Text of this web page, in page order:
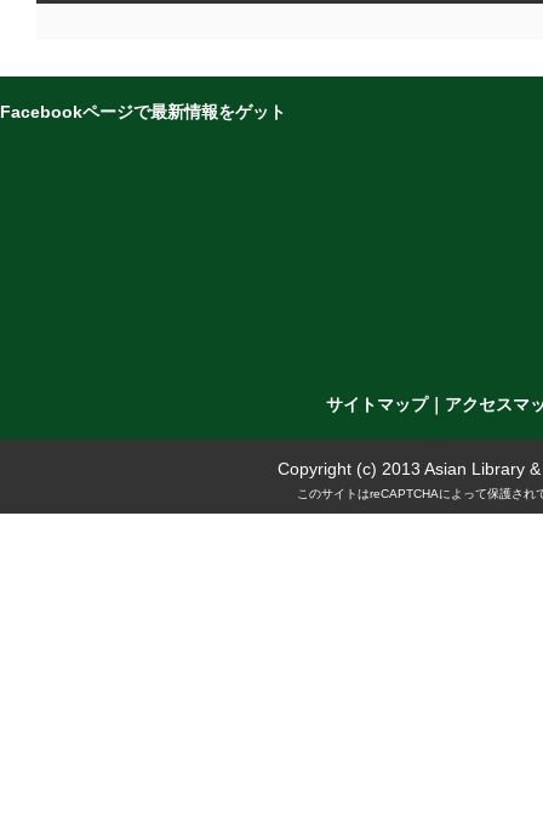
Facebookページで最新情報をゲット
サイトマップ｜ アクセスマ
Copyright (c) 2013 Asian Library
このサイトはreCAPTCHAによって保護され